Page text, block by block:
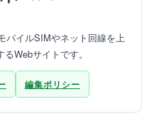
バイルSIMやネット回線を上
Webサイトです。
編集ポリシー